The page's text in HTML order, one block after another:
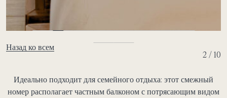
Назад ко всем
2 / 10
Идеально подходит для семейного отдыха: этот смежный
номер располагает частным балконом с потрясающим видом